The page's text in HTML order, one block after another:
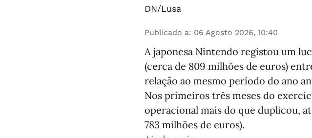
DN/Lusa
Publicado a: 06 Agosto 2026, 10:40
A japonesa Nintendo registou um
(cerca de 809 milhões de euros)
relação ao mesmo período do ano
Nos primeiros três meses do
operacional mais do que duplicou,
783 milhões de euros).